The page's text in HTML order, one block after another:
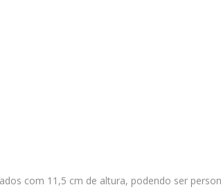
com 11,5 cm de altura, podendo ser